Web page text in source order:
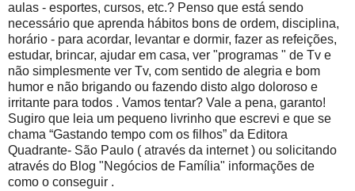
aulas - esportes, cursos, etc.? Penso que está sendo
necessário que aprenda hábitos bons de ordem, disciplina,
horário - para acordar, levantar e dormir, fazer as refeições,
estudar, brincar, ajudar em casa, ver "programas " de Tv e
não simplesmente ver Tv, com sentido de alegria e bom
humor e não brigando ou fazendo disto algo doloroso e
irritante para todos . Vamos tentar? Vale a pena, garanto!
Sugiro que leia um pequeno livrinho que escrevi e que se
chama “Gastando tempo com os filhos” da Editora
Quadrante- São Paulo ( através da internet ) ou solicitando
através do Blog "Negócios de Família" informações de
como o conseguir .